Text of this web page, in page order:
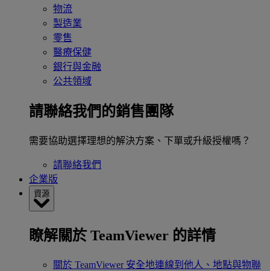
物流
製造業
零售
醫療保健
銀行與金融
公共領域
請聯絡我們的銷售團隊
需要協助選擇理想的解決方案、下單或升級授權嗎？
請聯絡我們
企業版
資源
瞭解關於 TeamViewer 的詳情
關於 TeamViewer 安全地連線到他人、地點與物聯